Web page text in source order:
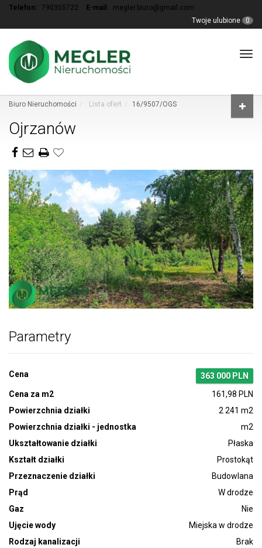
Telefon: 790355722 E-mail:
megler.biuro@gmail.com
Twoje ulubione
0
Biuro Nieruchomości Lista ofert 16/9507/OGS
Ojrzanów
Zdjęcie 1
Parametry
Cena
363 000 PLN
Cena za m2
161,98 PLN
Powierzchnia działki
2 241 m2
Powierzchnia działki - jednostka
m2
Ukształtowanie działki
Płaska
Kształt działki
Prostokąt
Przeznaczenie działki
Budowlana
Prąd
W drodze
Gaz
Nie
Ujęcie wody
Miejska w drodze
Rodzaj kanalizacji
Brak